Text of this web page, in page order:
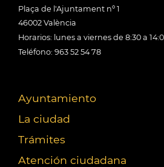
Plaça de l'Ajuntament nº 1
46002 València
Horarios: lunes a viernes de 8:30 a
Teléfono: 963 52 54 78
Ayuntamiento
La ciudad
Trámites
Atención ciudadana